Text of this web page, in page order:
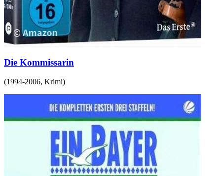
Die Kommissarin
(1994-2006, Krimi)